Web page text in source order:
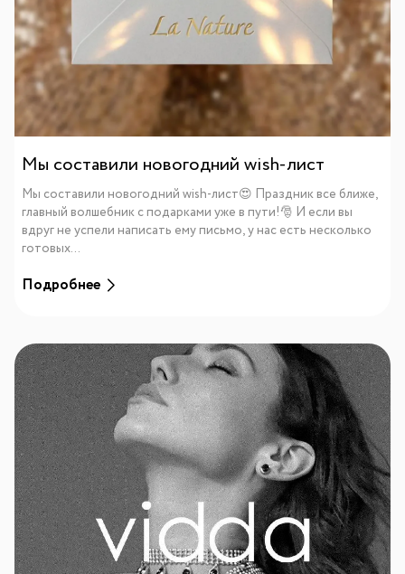
Мы составили новогодний wish-лист
Мы составили новогодний wish-лист😍 Праздник все ближе,
главный волшебник с подарками уже в пути!🎅 И если вы
вдруг не успели написать ему письмо, у нас есть несколько
готовых...
Подробнее